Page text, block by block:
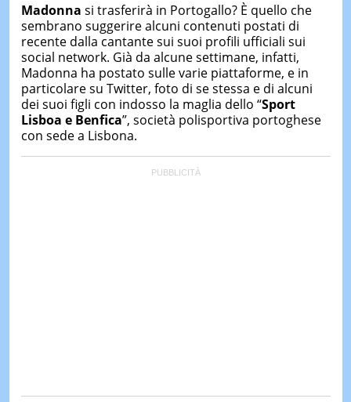
Madonna si trasferirà in Portogallo? È quello che
sembrano suggerire alcuni contenuti postati di
recente dalla cantante sui suoi profili ufficiali sui
social network. Già da alcune settimane, infatti,
Madonna ha postato sulle varie piattaforme, e in
particolare su Twitter, foto di se stessa e di alcuni
dei suoi figli con indosso la maglia dello “Sport
Lisboa e Benfica”, società polisportiva portoghese
con sede a Lisbona.